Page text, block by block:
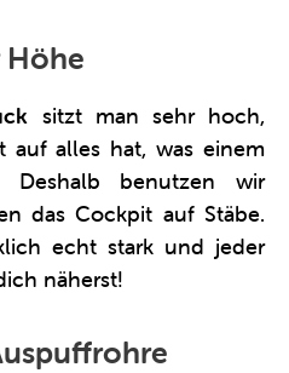
Höhe
sitzt man sehr hoch,
auf alles hat, was einem
Deshalb benutzen wir
das Cockpit auf Stäbe.
echt stark und jeder
näherst!